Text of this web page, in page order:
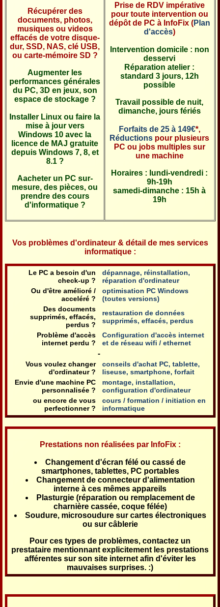
Récupérer des
documents, photos,
musiques ou videos
effacés de votre disque-
dur, SSD, NAS, clé USB,
ou carte-mémoire SD ?
Augmenter les
performances générales
du PC, 3D en jeux, son
espace de stockage ?
Installer Linux ou faire la
mise à jour vers
Windows 10 avec la
licence de MAJ gratuite
depuis Windows 7, 8, et
8.1 ?
Aacheter un PC sur-
mesure, des pièces, ou
prendre des cours
d'informatique ?
Prise de RDV impérative
pour toute intervention ou
dépôt de PC à InfoFix (Plan
d'accès)
Intervention domicile : non
desservi
Réparation atelier :
standard 3 jours, 12h
possible
Travail possible de nuit,
dimanche, jours fériés
Forfaits de 25 à 149€*,
Réductions pour plusieurs
PC ou jobs multiples sur
une machine
Horaires : lundi-vendredi :
9h-19h
samedi-dimanche : 15h à
19h
Vos problèmes d'ordinateur & détail de mes services
informatique :
Le PC a besoin d'un
check-up ?
dépannage, réinstallation,
réparation d'ordinateur
Ou d'être amélioré /
acceléré ?
optimisation PC Windows
(toutes versions)
Des documents
supprimés, effacés,
perdus ?
restauration de données
supprimés, effacés, perdus
Problème d'accès
internet perdu ?
Configuration d'accès internet
et de réseau wifi / ethernet
-
Vous voulez changer
d'ordinateur ?
conseils d'achat PC, tablette,
liseuse, smartphone, forfait
Envie d'une machine PC
personnalisée ?
montage, installation,
configuration d'ordinateur
ou encore de vous
perfectionner ?
cours / formation / initiation en
informatique
Prestations non réalisées par InfoFix :
Changement d'écran félé ou cassé de
smartphones, tablettes, PC portables
Changement de connecteur d'alimentation
interne à ces mêmes appareils
Plasturgie (réparation ou remplacement de
charnière cassée, coque félée)
Soudure, microsoudure sur cartes électroniques
ou sur câblerie
Pour ces types de problèmes, contactez un
prestataire mentionnant explicitement les prestations
afférentes sur son site internet afin d'éviter les
mauvaises surprises. :)